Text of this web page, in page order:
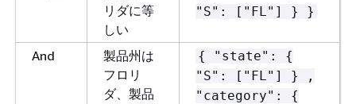
リダに等
しい
"S": ["FL"] } }
And
製品州は
フロリ
ダ、製品
{ "state": {
"S": ["FL"] } ,
"category": {